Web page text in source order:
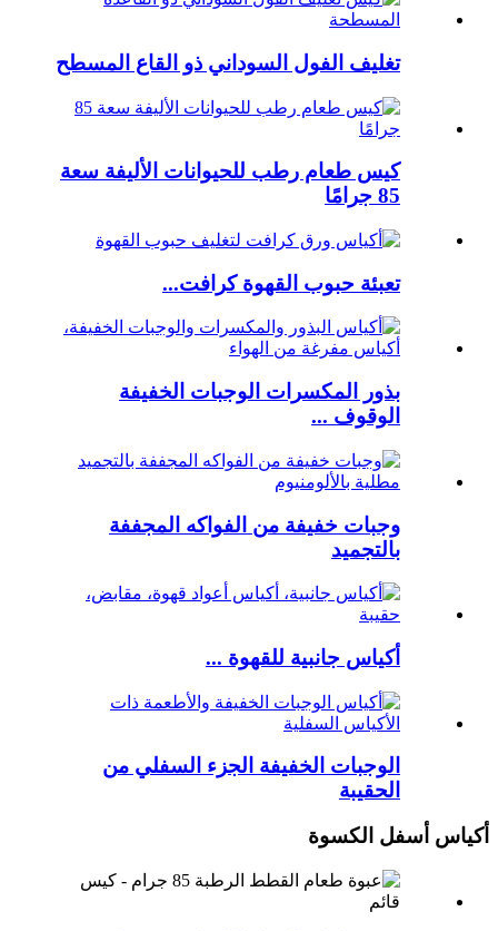
تغليف الفول السوداني ذو القاع المسطح
كيس طعام رطب للحيوانات الأليفة سعة
85 جرامًا
تعبئة حبوب القهوة كرافت...
بذور المكسرات الوجبات الخفيفة
الوقوف ...
وجبات خفيفة من الفواكه المجففة
بالتجميد
أكياس جانبية للقهوة ...
الوجبات الخفيفة الجزء السفلي من
الحقيبة
أكياس أسفل الكسوة